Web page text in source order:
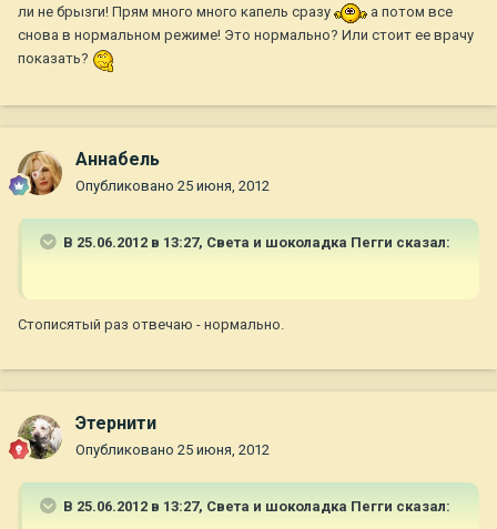
ли не брызги! Прям много много капель сразу
а потом все
снова в нормальном режиме! Это нормально? Или стоит ее врачу
показать?
Aннaбель
Опубликовано 25 июня, 2012
В 25.06.2012 в 13:27, Света и шоколадка Пегги сказал:
Стописятый раз отвечаю - нормально.
Этернити
Опубликовано 25 июня, 2012
В 25.06.2012 в 13:27, Света и шоколадка Пегги сказал: